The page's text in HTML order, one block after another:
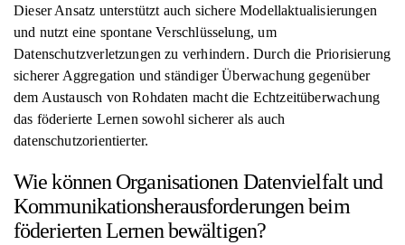
Dieser Ansatz unterstützt auch sichere Modellaktualisierungen
und nutzt eine spontane Verschlüsselung, um
Datenschutzverletzungen zu verhindern. Durch die Priorisierung
sicherer Aggregation und ständiger Überwachung gegenüber
dem Austausch von Rohdaten macht die Echtzeitüberwachung
das föderierte Lernen sowohl sicherer als auch
datenschutzorientierter.
Wie können Organisationen Datenvielfalt und
Kommunikationsherausforderungen beim
föderierten Lernen bewältigen?